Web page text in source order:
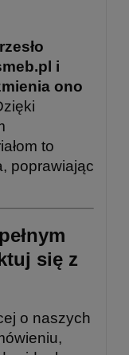
i
ono
to
poprawiając
się z
o naszych